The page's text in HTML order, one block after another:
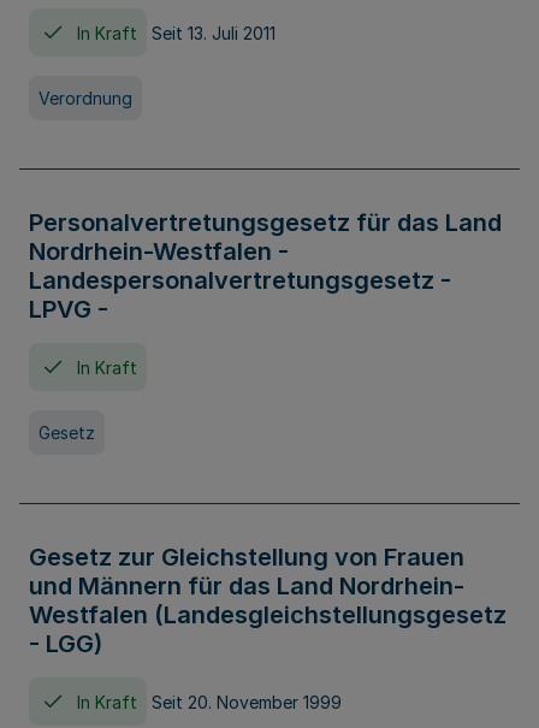
In Kraft Seit 13. Juli 2011
Verordnung
Personalvertretungsgesetz für das Land
Nordrhein-Westfalen -
Landespersonalvertretungsgesetz -
LPVG -
In Kraft
Gesetz
Gesetz zur Gleichstellung von Frauen
und Männern für das Land Nordrhein-
Westfalen (Landesgleichstellungsgesetz
- LGG)
In Kraft Seit 20. November 1999